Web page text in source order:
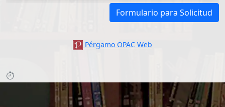
Formulario para Solicitud
Pérgamo OPAC Web